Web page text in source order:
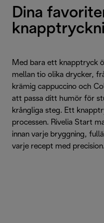
Dina
Med bara ett knapptryck
mellan tio olika drycker,
krämig cappuccino och
att passa ditt humör för
krångliga steg. Ett
processen. Rivelia Start
innan varje bryggning,
varje recept med precision.